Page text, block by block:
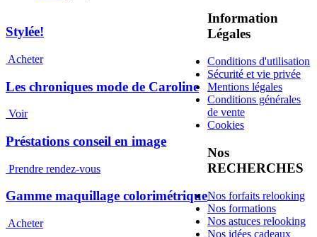
Stylée!
Acheter
Les chroniques mode de Caroline
Voir
Préstations conseil en image
Prendre rendez-vous
Gamme maquillage colorimétrique
Acheter
Information
Légales
Conditions d'utilisation
Sécurité et vie privée
Mentions légales
Conditions générales
de vente
Cookies
Nos
RECHERCHES
Nos forfaits relooking
Nos formations
Nos astuces relooking
Nos idées cadeaux